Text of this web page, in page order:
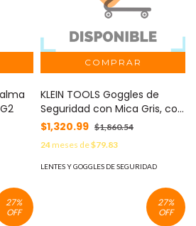
KLEIN TOOLS Goggles de
Seguridad con Mica Gris, con
Resistencia a Rayaduras y
Protección UV MOD: 60480
$1,320.99 $1,860.54
24meses de$79.83
LENTES Y GOGGLES DE SEGURIDAD
27%
OFF
27%
OFF